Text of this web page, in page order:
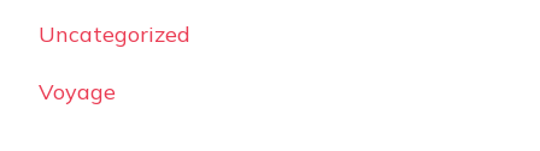
Uncategorized
Voyage